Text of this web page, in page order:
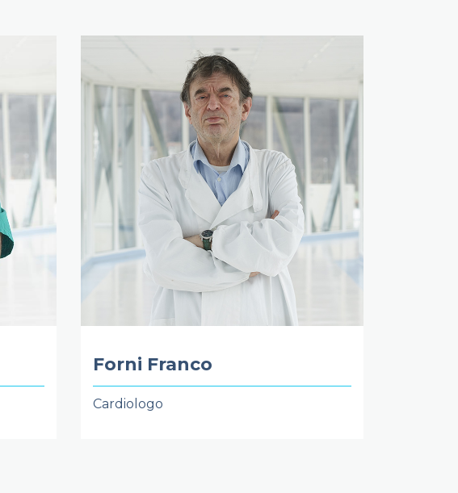
Forni Franco
Cardiologo